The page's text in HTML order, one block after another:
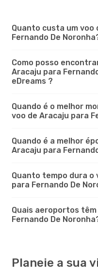
Quanto custa um voo
Fernando De
Como posso
Aracaju para
eDreams ?
Quando é o melhor
voo de Aracaju para
Quando é a melhor
Aracaju para
Quanto tempo dura o
para Fernando De
Quais aeroportos
Fernando De
Planeie a sua